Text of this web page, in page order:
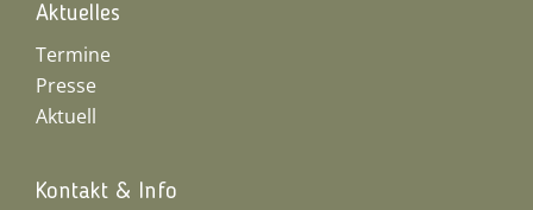
Aktuelles
Termine
Presse
Aktuell
Kontakt & Info